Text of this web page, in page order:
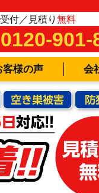
付／見積り 無料
0120-901-
客様の声 会